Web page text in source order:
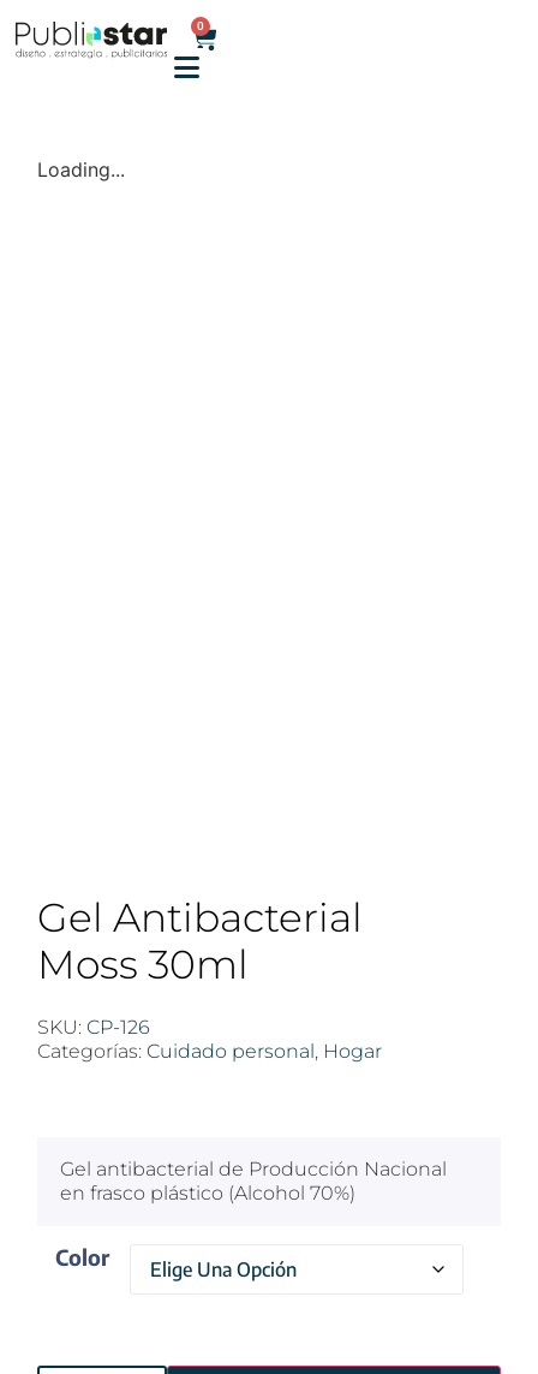
0
Loading...
Gel Antibacterial
Moss 30ml
SKU: CP-126
Categorías: Cuidado personal, Hogar
Gel antibacterial de Producción Nacional
en frasco plástico (Alcohol 70%)
Color